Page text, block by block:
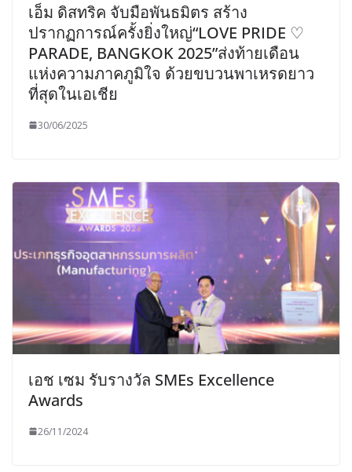
เอ็ม ดิสทริค จับมือพันธมิตร สร้าง
ปรากฏการณ์ครั้งยิ่งใหญ่“LOVE PRIDE ♡
PARADE, BANGKOK 2025”ส่งท้ายเดือน
แห่งความภาคภูมิใจ ด้วยขบวนพาเหรดยาว
ที่สุดในเอเชีย
30/06/2025
เอช เซม รับรางวัล SMEs Excellence
Awards
26/11/2024